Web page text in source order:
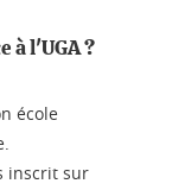
à l'UGA ?
école
inscrit sur